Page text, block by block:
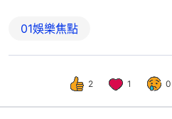
01娛樂焦點
2 1 0